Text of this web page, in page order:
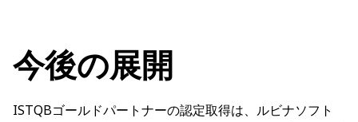
今後の展開
ISTQBゴールドパートナーの認定取得は、ルビナソフト